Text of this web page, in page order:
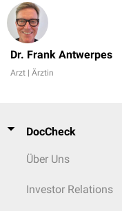
Dr. Frank Antwerpes
Arzt | Ärztin
DocCheck
Über Uns
Investor Relations